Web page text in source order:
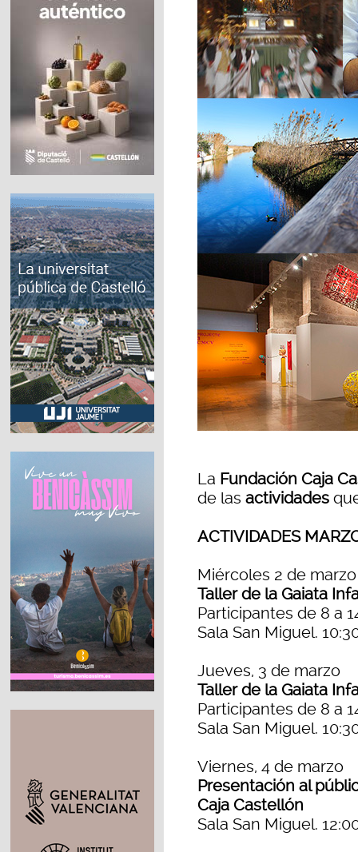
La Fundación Caja
de las actividades
ACTIVIDADES
Miércoles 2 de marzo
Taller de la Gaiata
Participantes de 8 a
Sala San Miguel.
Jueves, 3 de marzo
Taller de la Gaiata
Participantes de 8 a
Sala San Miguel.
Viernes, 4 de marzo
Presentación al
Caja Castellón
Sala San Miguel.